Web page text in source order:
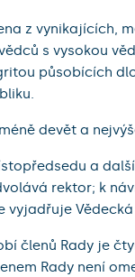
z vynikajících,
s vysokou
působících
devět a
a
rektor; k
vyjadřuje
členů Rady je
Rady není